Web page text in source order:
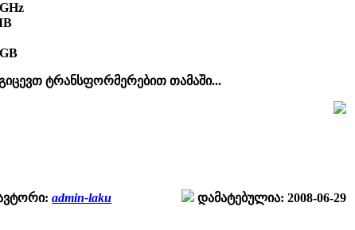
ტრანსფორმერებით თამაში...
admin-laku დამატებულია: 2008-06-29